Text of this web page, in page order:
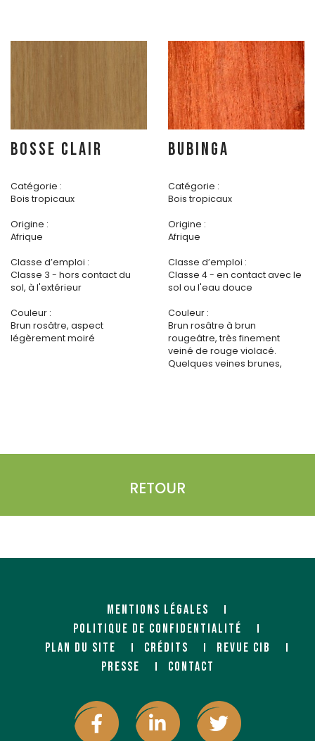
BOSSE CLAIR
Catégorie :
Bois tropicaux
Origine :
Afrique
Classe d’emploi :
Classe 3 - hors contact du
sol, à l'extérieur
Couleur :
Brun rosâtre, aspect
légèrement moiré
BUBINGA
Catégorie :
Bois tropicaux
Origine :
Afrique
Classe d’emploi :
Classe 4 - en contact avec le
sol ou l'eau douce
Couleur :
Brun rosâtre à brun
rougeâtre, très finement
veiné de rouge violacé.
Quelques veines brunes,
RETOUR
MENTIONS LÉGALES
POLITIQUE DE CONFIDENTIALITÉ
PLAN DU SITE
CRÉDITS
REVUE CIB
PRESSE
CONTACT